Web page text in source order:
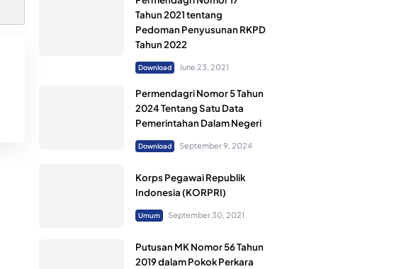
Tahun 2021 tentang
Pedoman Penyusunan RKPD
Tahun 2022
Download June 23, 2021
Permendagri Nomor 5 Tahun
2024 Tentang Satu Data
Pemerintahan Dalam Negeri
Download September 9, 2024
Korps Pegawai Republik
Indonesia (KORPRI)
Umum September 30, 2021
Putusan MK Nomor 56 Tahun
2019 dalam Pokok Perkara